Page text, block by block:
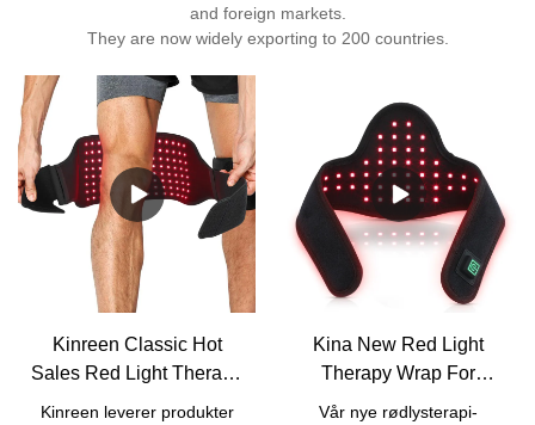
and foreign markets.
They are now widely exporting to 200 countries.
Kinreen Classic Hot
Sales Red Light Therapy
Wrap med stropp for
Kinreen leverer produkter
Kina New Red Light
Therapy Wrap For
Skulder Pain Relief
Vår nye rødlysterapi-